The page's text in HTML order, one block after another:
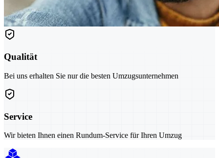
Qualität
Bei uns erhalten Sie nur die besten Umzugsunternehmen
Service
Wir bieten Ihnen einen Rundum-Service für Ihren Umzug